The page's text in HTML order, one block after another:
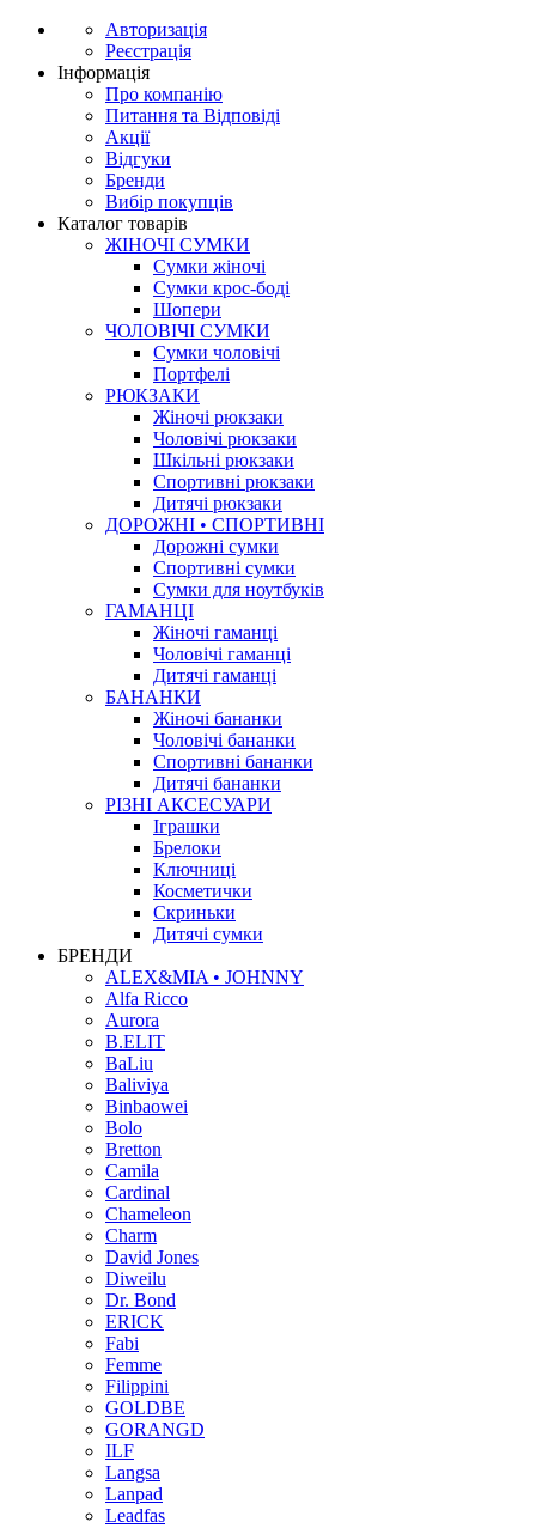
Авторизація
Реєстрація
Інформація
Про компанію
Питання та Відповіді
Акції
Відгуки
Бренди
Вибір покупців
Каталог товарів
ЖІНОЧІ СУМКИ
Сумки жіночі
Сумки крос-боді
Шопери
ЧОЛОВІЧІ СУМКИ
Сумки чоловічі
Портфелі
РЮКЗАКИ
Жіночі рюкзаки
Чоловічі рюкзаки
Шкільні рюкзаки
Спортивні рюкзаки
Дитячі рюкзаки
ДОРОЖНІ • СПОРТИВНІ
Дорожні сумки
Спортивні сумки
Сумки для ноутбуків
ГАМАНЦІ
Жіночі гаманці
Чоловічі гаманці
Дитячі гаманці
БАНАНКИ
Жіночі бананки
Чоловічі бананки
Спортивні бананки
Дитячі бананки
РІЗНІ АКСЕСУАРИ
Іграшки
Брелоки
Ключниці
Косметички
Скриньки
Дитячі сумки
БРЕНДИ
ALEX&MIA • JOHNNY
Alfa Ricco
Aurora
B.ELIT
BaLiu
Baliviya
Binbaowei
Bolo
Bretton
Camila
Cardinal
Chameleon
Charm
David Jones
Diweilu
Dr. Bond
ERICK
Fabi
Femme
Filippini
GOLDBE
GORANGD
ILF
Langsa
Lanpad
Leadfas